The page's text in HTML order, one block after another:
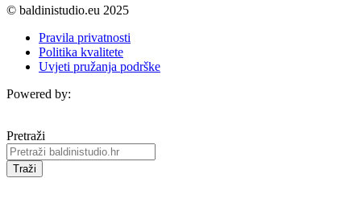
© baldinistudio.eu 2025
Pravila privatnosti
Politika kvalitete
Uvjeti pružanja podrške
Powered by:
Pretraži
Traži